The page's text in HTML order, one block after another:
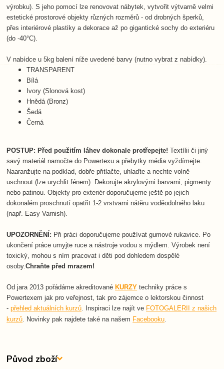
výrobku). S jeho pomocí lze renovovat nábytek, vytvořit výtvarně velmi
estetické prostorové objekty různých rozměrů - od drobných šperků,
přes interiérové plastiky a dekorace až po gigantické sochy do exteriéru
(do -40°C).
V nabídce u 5kg balení níže uvedené barvy (nutno vybrat z nabídky).
TRANSPARENT
Bílá
Ivory (Slonová kost)
Hnědá (Bronz)
Šedá
Černá
POSTUP: Před použitím láhev dokonale protřepejte!Textílii či jiný
savý materiál namočte do Powertexu a přebytky média vyždímejte.
Naaranžujte na podklad, dobře přitlačte, uhlaďte a nechte volně
uschnout (lze urychlit fénem). Dekorujte akrylovými barvami, pigmenty
nebo patinou. Objekty pro exteriér doporučujeme ještě po jejich
dokonalém proschnutí opatřit 1-2 vrstvami nátěru voděodolného laku
(např. Easy Varnish).
UPOZORNĚNÍ: Při práci doporučujeme používat gumové rukavice. Po
ukončení práce umyjte ruce a nástroje vodou s mýdlem. Výrobek není
toxický, mohou s ním pracovat i děti pod dohledem dospělé
osoby.Chraňte před mrazem!
Od jara 2013 pořádáme akreditované KURZY techniky práce s
Powertexem jak pro veřejnost, tak pro zájemce o lektorskou činnost
-přehled aktuálních kurzů . Inspiraci lze najít ve FOTOGALERII z našich
kurzů. Novinky pak najdete také na našem Facebooku
Původ zboží